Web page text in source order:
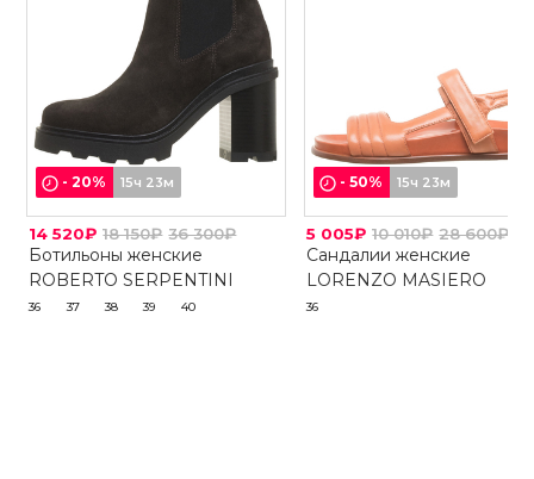
-20% 15ч 23м
14 520₽ 18 150₽ 36 300₽
Ботильоны женские
ROBERTO SERPENTINI
36 37 38 39 40
-50% 15ч 23м
5 005₽ 10 010₽ 28 600₽
Сандалии женские
LORENZO MASIERO
36